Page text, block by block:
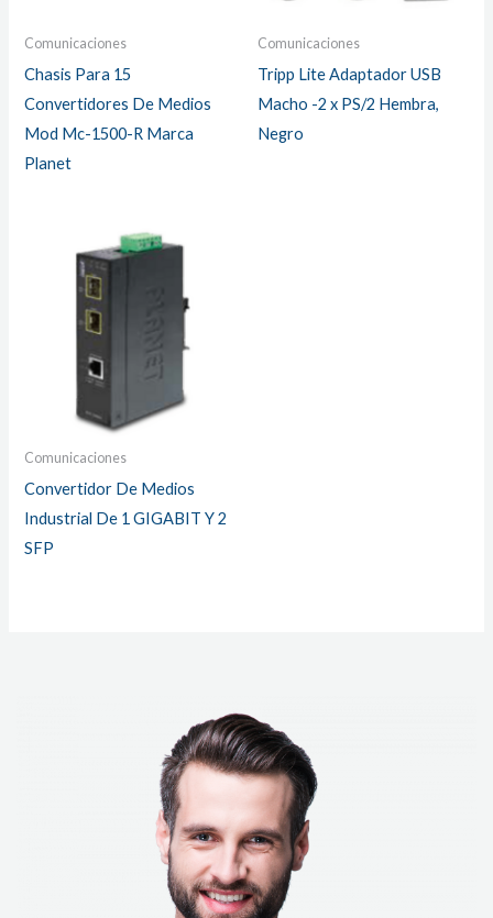
Comunicaciones
Chasis Para 15
Convertidores De Medios
Mod Mc-1500-R Marca
Planet
Comunicaciones
Tripp Lite Adaptador USB
Macho -2 x PS/2 Hembra,
Negro
Comunicaciones
Convertidor De Medios
Industrial De 1 GIGABIT Y 2
SFP